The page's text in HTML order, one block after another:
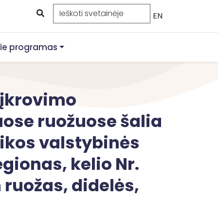
EN
programas
ruožuose šalia
valstybinės
kelio Nr.
ruožas, didelės,